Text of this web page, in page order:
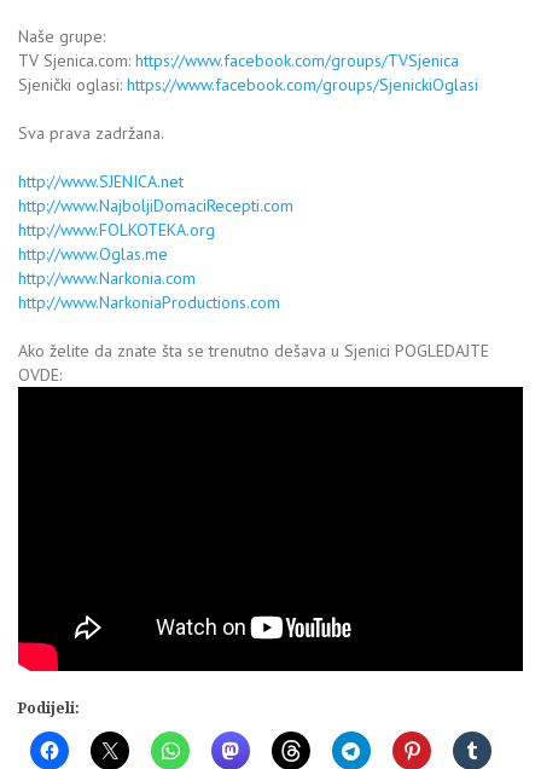
Naše grupe:
TV Sjenica.com: https://www.facebook.com/groups/TVSjenica
Sjenički oglasi: https://www.facebook.com/groups/SjenickiOglasi
Sva prava zadržana.
http://www.SJENICA.net
http://www.NajboljiDomaciRecepti.com
http://www.FOLKOTEKA.org
http://www.Oglas.me
http://www.Narkonia.com
http://www.NarkoniaProductions.com
Ako želite da znate šta se trenutno dešava u Sjenici POGLEDAJTE
OVDE:
Podijeli: